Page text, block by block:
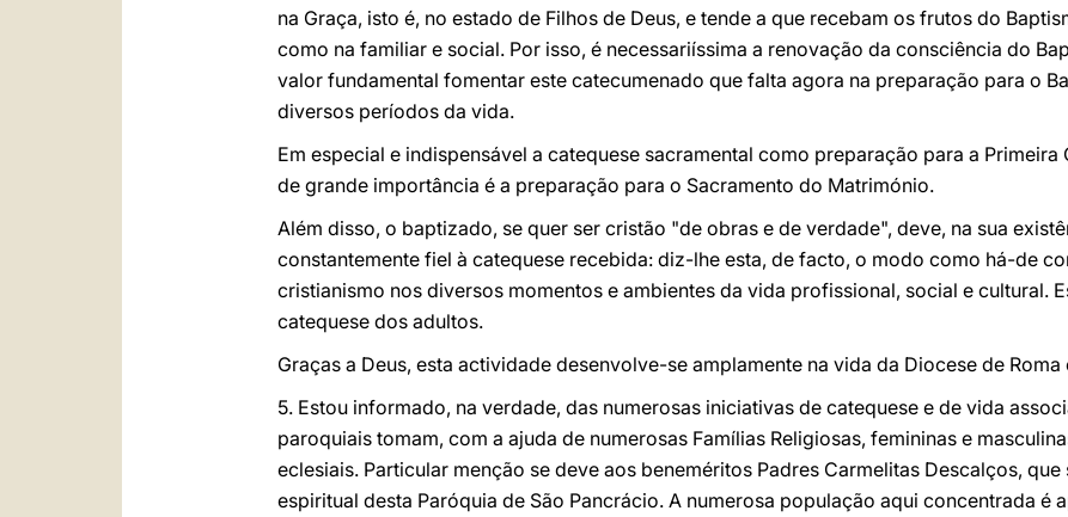
na Graça, isto é, no estado de Filhos de Deus, e tende a que recebam os frutos do
como na familiar e social. Por isso, é necessariíssima a renovação da consciência do
valor fundamental fomentar este catecumenado que falta agora na preparação para o
diversos períodos da vida.
Em especial e indispensável a catequese sacramental como preparação para a Primeira
de grande importância é a preparação para o Sacramento do Matrimónio.
Além disso, o baptizado, se quer ser cristão "de obras e de verdade", deve, na sua
constantemente fiel à catequese recebida: diz-lhe esta, de facto, o modo como há-de
cristianismo nos diversos momentos e ambientes da vida profissional, social e cultural.
catequese dos adultos.
Graças a Deus, esta actividade desenvolve-se amplamente na vida da Diocese de
5. Estou informado, na verdade, das numerosas iniciativas de catequese e de vida
paroquiais tomam, com a ajuda de numerosas Famílias Religiosas, femininas e
eclesiais. Particular menção se deve aos beneméritos Padres Carmelitas Descalços,
espiritual desta Paróquia de São Pancrácio. A numerosa população aqui concentrada é